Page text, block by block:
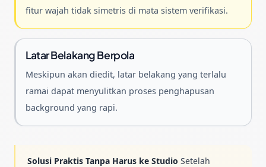
fitur wajah tidak simetris di mata sistem verifikasi.
Latar Belakang Berpola
Meskipun akan diedit, latar belakang yang terlalu
ramai dapat menyulitkan proses penghapusan
background yang rapi.
Solusi Praktis Tanpa Harus ke Studio Setelah